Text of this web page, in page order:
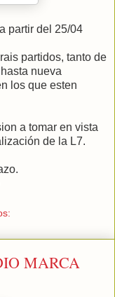
partir del 25/04
partidos, tanto de
nueva
los que esten
a tomar en vista
de la L7.
MARCA